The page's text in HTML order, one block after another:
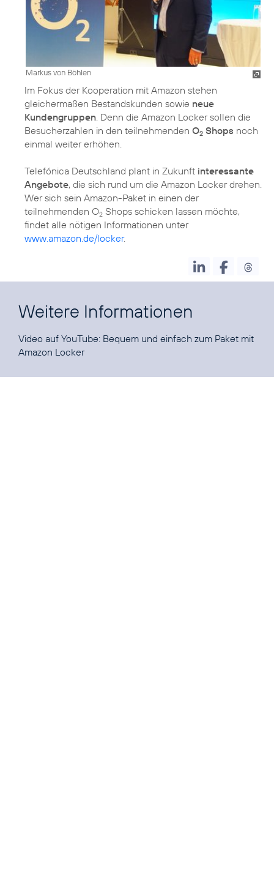
Markus von Böhlen
Im Fokus der Kooperation mit Amazon stehen
gleichermaßen Bestandskunden sowie neue
Kundengruppen . Denn die Amazon Locker sollen die
Besucherzahlen in den teilnehmenden O2 Shops noch
einmal weiter erhöhen.
Telefónica Deutschland plant in Zukunft interessante
Angebote, die sich rund um die Amazon Locker drehen.
Wer sich sein Amazon-Paket in einen der
teilnehmenden O2 Shops schicken lassen möchte,
findet alle nötigen Informationen unter
www.amazon.de/locker.
Weitere Informationen
Video auf YouTube: Bequem und einfach zum Paket mit
Amazon Locker